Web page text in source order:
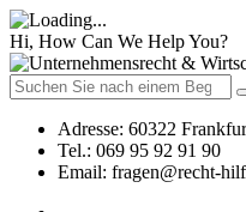
Hi, How Can We Help You?
Adresse: 60322
Tel.: 069 95 92 91 90
Email: fragen@recht-